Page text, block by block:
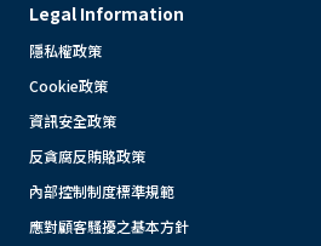
Legal Information
隱私權政策
Cookie政策
資訊安全政策
反貪腐反賄賂政策
內部控制制度標準規範
應對顧客騷擾之基本方針